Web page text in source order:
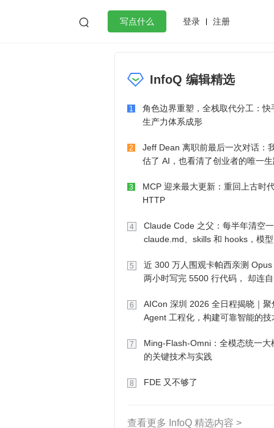
 写点什么 登录 注册
flutterInfoQ 编辑精选
1
角色边界重塑，全栈取代分工：快
生产力体系成形
2
Jeff Dean 离职前最后一次对话：
估了 AI，也看清了创业者的唯一
3
MCP 迎来最大更新：重回上古时
HTTP
4
Claude Code 之父：每半年清空
claude.md、skills 和 hooks，模
5
近 300 万人围观卡帕西亲测 Opus
两小时写完 5500 行代码， 却连
6
AICon 深圳 2026 全日程揭晓｜聚
Agent 工程化，构建可靠智能的技
7
Ming-Flash-Omni：全模态统一大
的关键技术与实践
8 FDE 又不够了
查看更多 InfoQ 精选内容 >